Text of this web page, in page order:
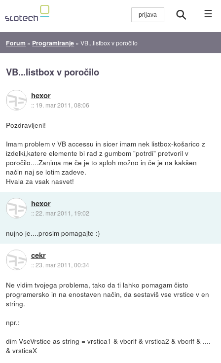
☰
Forum » Programiranje »VB...listbox v poročilo
VB...listbox v poročilo
hexor
:: 19. mar 2011, 08:06
Pozdravljeni!
Imam problem v VB accessu in sicer imam nek listbox-košarico z
izdelki,katere elemente bi rad z gumbom "potrdi" pretvoril v
poročilo....Zanima me če je to sploh možno in če je na kakšen
način naj se lotim zadeve.
Hvala za vsak nasvet!
hexor
::22. mar 2011, 19:02
nujno je....prosim pomagajte :)
cekr
::23. mar 2011, 00:34
Ne vidim tvojega problema, tako da ti lahko pomagam čisto
programersko in na enostaven način, da sestaviš vse vrstice v en
string.
npr.:
dim VseVrstice as string = vrstica1 & vbcrlf & vrstica2 & vbcrlf & ....
& vrsticaX